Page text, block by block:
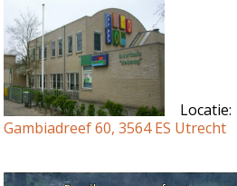
Locatie:
Gambiadreef 60, 3564 ES Utrecht